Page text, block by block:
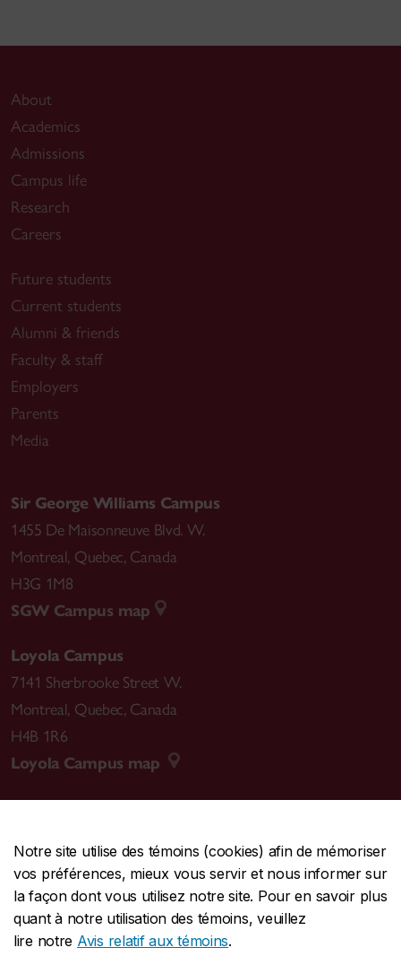
Notre site utilise des témoins (cookies) afin de mémoriser
vos préférences, mieux vous servir et nous informer sur
la façon dont vous utilisez notre site. Pour en savoir plus
quant à notre utilisation des témoins, veuillez
lire notre Avis relatif aux témoins.
About
Academics
Admissions
Campus life
Research
Careers
Future students
Current students
Alumni & friends
Faculty & staff
Employers
Parents
Media
Sir George Williams Campus
1455 De Maisonneuve Blvd. W.
Montreal, Quebec, Canada
H3G 1M8
SGW Campus map
Loyola Campus
7141 Sherbrooke Street W.
Montreal, Quebec, Canada
H4B 1R6
Loyola Campus map
CENTRALE514-848-2424
URGENCE514-848-3717
Protection et prévention | Accessibilité | Confidentialité
Conditions d'utilisation |